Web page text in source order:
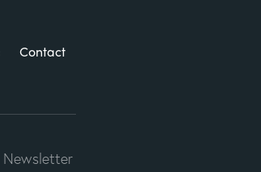
Contact
Newsletter